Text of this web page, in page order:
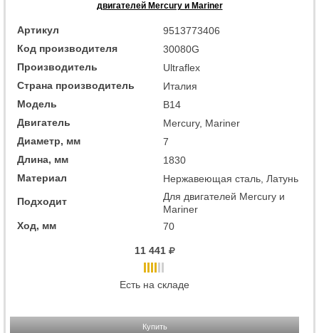
двигателей Mercury и Mariner
Артикул
9513773406
Код производителя
30080G
Производитель
Ultraflex
Страна производитель
Италия
Модель
B14
Двигатель
Mercury, Mariner
Диаметр, мм
7
Длина, мм
1830
Материал
Нержавеющая сталь, Латунь
Подходит
Для двигателей Mercury и
Mariner
Ход, мм
70
11 441
Есть на складе
Купить